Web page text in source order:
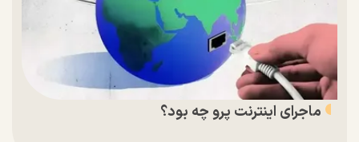
ماجرای اینترنت پرو چه بود؟